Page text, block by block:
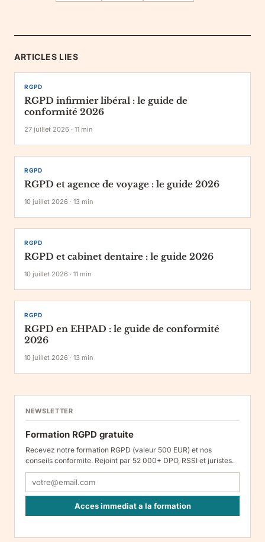
ARTICLES LIES
RGPD
RGPD infirmier libéral : le guide de
conformité 2026
27 juillet 2026 · 11 min
RGPD
RGPD et agence de voyage : le guide 2026
10 juillet 2026 · 13 min
RGPD
RGPD et cabinet dentaire : le guide 2026
10 juillet 2026 · 11 min
RGPD
RGPD en EHPAD : le guide de conformité
2026
10 juillet 2026 · 13 min
NEWSLETTER
Formation RGPD gratuite
Recevez notre formation RGPD (valeur 500 EUR) et nos
conseils conformite. Rejoint par 52 000+ DPO, RSSI et juristes.
Acces immediat a la formation
05120, Lituanie. Finalite : inscription a la newsletter et reception